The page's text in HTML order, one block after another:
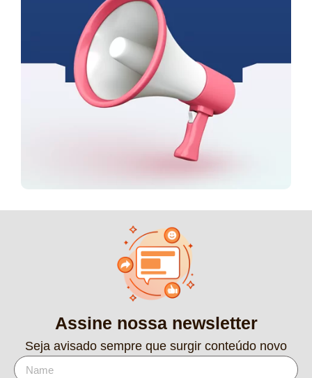
Assine nossa newsletter
Seja avisado sempre que surgir conteúdo novo